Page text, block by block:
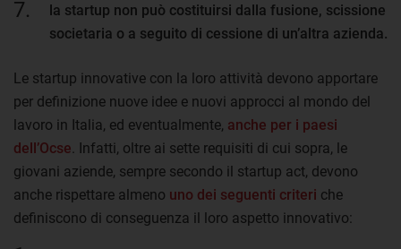
la startup non può costituirsi dalla fusione, scissione
societaria o a seguito di cessione di un’altra azienda.
Le startup innovative con la loro attività devono apportare
per definizione nuove idee e nuovi approcci al mondo del
lavoro in Italia, ed eventualmente, anche per i paesi
dell’Ocse. Infatti, oltre ai sette requisiti di cui sopra, le
giovani aziende, sempre secondo il startup act, devono
anche rispettare almeno uno dei seguenti criteri che
definiscono di conseguenza il loro aspetto innovativo: